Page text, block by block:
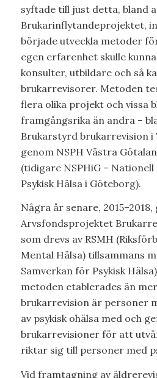
syftade till just detta, bland
Brukarinflytandeprojektet,
började utveckla metoder
egen erfarenhet skulle
konsulter, utbildare och så
brukarrevisorer. Metoden
flera olika projekt och vissa
framgångsrika än andra –
Brukarstyrd brukarrevision i
genom NSPH Västra
(tidigare NSPHiG –
Psykisk Hälsa i Göteborg).
Några år senare,
Arvsfondsprojektet
som drevs av RSMH
Mental Hälsa) tillsammans
Samverkan för Psykisk
metoden etablerades än
brukarrevision är personer
av psykisk ohälsa med och
brukarrevisioner för att
riktar sig till personer med
Vid framtagning av